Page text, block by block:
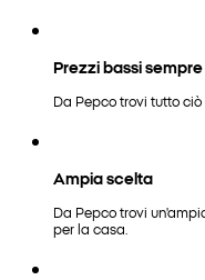
Prezzi bassi sempre
Da Pepco trovi tutto
Ampia scelta
Da Pepco trovi
per la casa.